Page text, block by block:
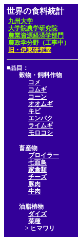
世界の食料統計
九州大学
大学院農学研究院
農業資源経済学部門
農政学分野（工事中）
旧・伊東研究室
■品目：
穀物・飼料作物
コメ
コムギ
コーン
オオムギ
キビ
エンバク
ライムギ
モロコシ
畜産物
ブロイラー
七面鳥
家禽類
チーズ
豚肉
牛肉
油脂植物
ダイズ
菜種
> ヒマワリ